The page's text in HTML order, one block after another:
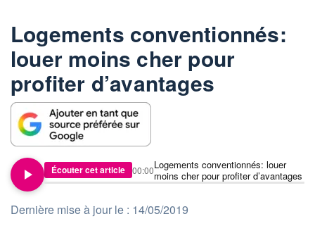
Logements conventionnés:
louer moins cher pour
profiter d’avantages
Écouter cet article
Logements conventionnés: louer
moins cher pour profiter d’avantages
00:00
Dernière mise à jour le : 14/05/2019